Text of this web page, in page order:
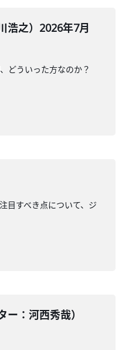
浩之）2026年7月
どういった方なのか？
目すべき点について、ジ
：河西秀哉）